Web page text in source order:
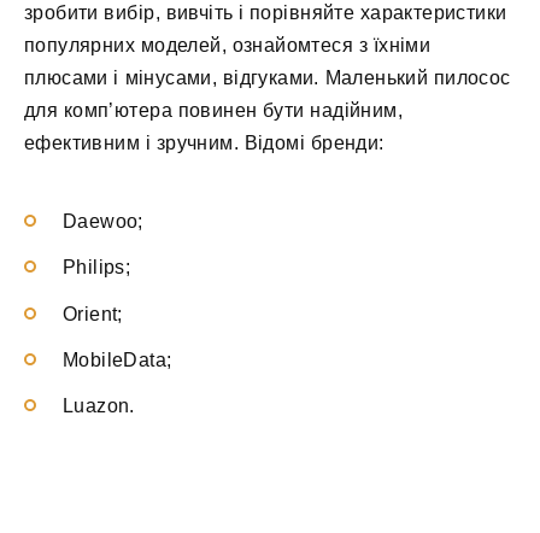
зробити вибір, вивчіть і порівняйте характеристики
популярних моделей, ознайомтеся з їхніми
плюсами і мінусами, відгуками. Маленький пилосос
для комп’ютера повинен бути надійним,
ефективним і зручним. Відомі бренди:
Daewoo;
Philips;
Orient;
MobileData;
Luazon.